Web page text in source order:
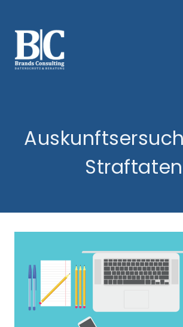
Inhalt
springen
Straftaten